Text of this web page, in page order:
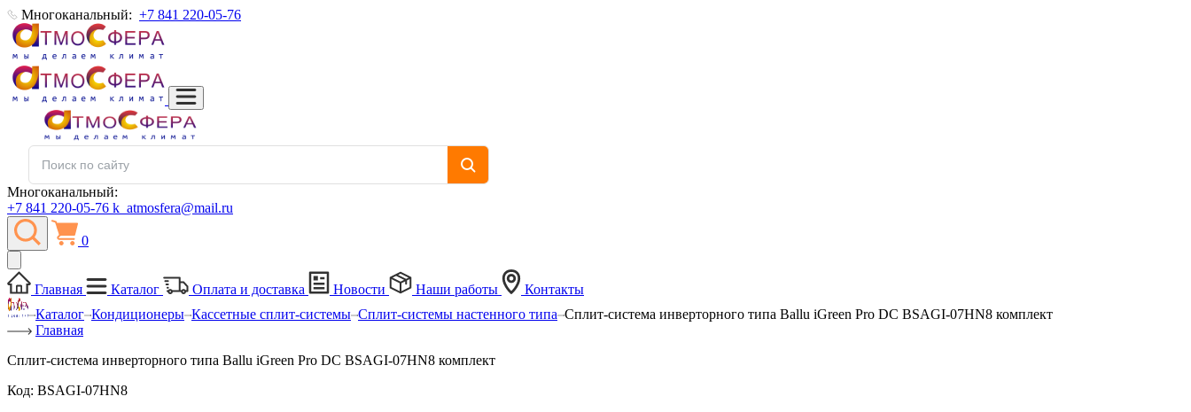
Многоканальный: +7 841 220-05-76
Многоканальный:
+7 841 220-05-76 k_atmosfera@mail.ru
0
Главная Каталог Оплата и доставка Новости Наши работы
Контакты
Каталог Кондиционеры Кассетные сплит-системы Сплит-системы настенного типа Сплит-система инверторного типа Ballu iGreen Pro DC BSAGI-07HN8 комплект
Главная
Сплит-система инверторного типа Ballu iGreen Pro DC BSAGI-07HN8 комплект
Код: BSAGI-07HN8